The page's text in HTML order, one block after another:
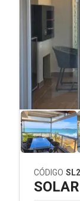
CÓDIGO